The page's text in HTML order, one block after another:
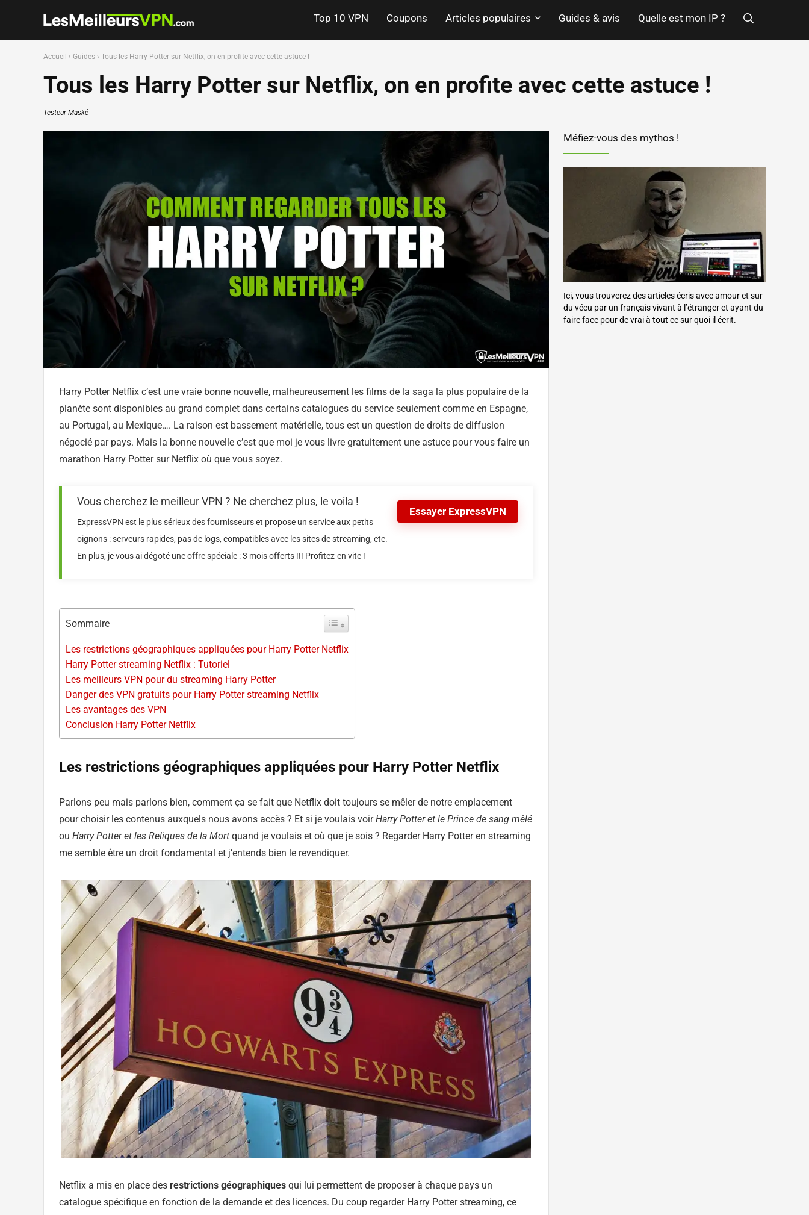
Top 10 VPN Coupons Articles populaires Guides & avis Quelle est mon IP ?
Accueil › Guides › Tous les Harry Potter sur Netflix, on en profite avec cette astuce !
Tous les Harry Potter sur Netflix, on en profite avec cette astuce !
Testeur Maské
Harry Potter Netflix c’est une vraie bonne nouvelle, malheureusement les films de la saga la plus populaire de la
planète sont disponibles au grand complet dans certains catalogues du service seulement comme en Espagne,
au Portugal, au Mexique…. La raison est bassement matérielle, tous est un question de droits de diffusion
négocié par pays. Mais la bonne nouvelle c’est que moi je vous livre gratuitement une astuce pour vous faire un
marathon Harry Potter sur Netflix où que vous soyez.
Essayer ExpressVPN
Vous cherchez le meilleur VPN ? Ne cherchez plus, le voila !
ExpressVPN est le plus sérieux des fournisseurs et propose un service aux petits
oignons : serveurs rapides, pas de logs, compatibles avec les sites de streaming, etc.
En plus, je vous ai dégoté une offre spéciale : 3 mois offerts !!! Profitez-en vite !
Sommaire
Les restrictions géographiques appliquées pour Harry Potter Netflix
Harry Potter streaming Netflix : Tutoriel
Les meilleurs VPN pour du streaming Harry Potter
Danger des VPN gratuits pour Harry Potter streaming Netflix
Les avantages des VPN
Conclusion Harry Potter Netflix
Les restrictions géographiques appliquées pour Harry Potter Netflix
Parlons peu mais parlons bien, comment ça se fait que Netflix doit toujours se mêler de notre emplacement
pour choisir les contenus auxquels nous avons accès ? Et si je voulais voirHarry Potter et le Prince de sang mêlé
ou Harry Potter et les Reliques de la Mort quand je voulais et où que je sois ? Regarder Harry Potter en streaming
me semble être un droit fondamental et j’entends bien le revendiquer.
Netflix a mis en place des restrictions géographiques qui lui permettent de proposer à chaque pays un
catalogue spécifique en fonction de la demande et des licences. Du coup regarder Harry Potter streaming, ce
Méfiez-vous des mythos !
Ici, vous trouverez des articles écris avec amour et sur
du vécu par un français vivant à l’étranger et ayant du
faire face pour de vrai à tout ce sur quoi il écrit.